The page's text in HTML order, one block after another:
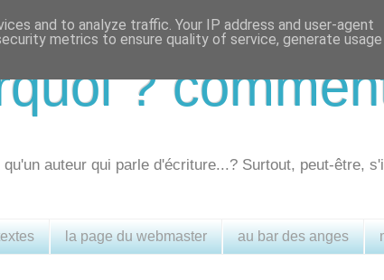
?
auteur qui parle d'écriture...? Surtout, peut-être,
la page du webmaster au bar des anges
and to analyze traffic. Your IP address and user-agent
metrics to ensure quality of service, generate usage